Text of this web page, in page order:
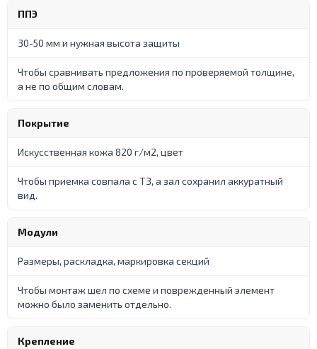
ППЭ
30-50 мм и нужная высота защиты
Чтобы сравнивать предложения по проверяемой толщине,
а не по общим словам.
Покрытие
Искусственная кожа 820 г/м2, цвет
Чтобы приемка совпала с ТЗ, а зал сохранил аккуратный
вид.
Модули
Размеры, раскладка, маркировка секций
Чтобы монтаж шел по схеме и поврежденный элемент
можно было заменить отдельно.
Крепление